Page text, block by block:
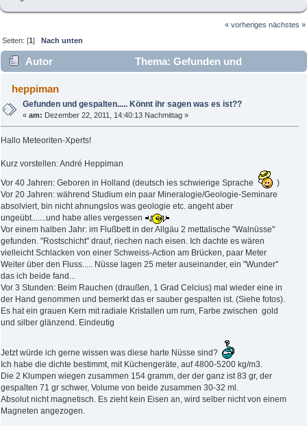
« vorheriges nächstes »
Seiten: [1]Nach unten
Autor
Thema: Gefunden und
gespalten..... Könnt ihr sagen was es ist?? (Gelesen 5911
mal)
heppiman
Gefunden und gespalten..... Könnt ihr sagen was es ist??
«am: Dezember 22, 2011, 14:40:13 Nachmittag »
Hallo Meteoriten-Xperts!
Kurz vorstellen: André Heppiman
Vor 40 Jahren: Geboren in Holland (deutsch ies schwierige Sprache
)
Vor 20 Jahren: während Studium ein paar Mineralogie/Geologie-Seminare
absolviert, bin nicht ahnungslos was geologie etc. angeht aber
ungeübt.......und habe alles vergessen
Vor einem halben Jahr: im Flußbett in der Allgäu 2 mettalische "Walnüsse"
gefunden. "Rostschicht" drauf, riechen nach eisen. Ich dachte es wären
vielleicht Schlacken von einer Schweiss-Action am Brücken, paar Meter
Weiter über den Fluss..... Nüsse lagen 25 meter auseinander, ein "Wunder"
das ich beide fand...
Vor 3 Stunden: Beim Rauchen (draußen, 1 Grad Celcius) mal wieder eine in
der Hand genommen und bemerkt das er sauber gespalten ist. (Siehe fotos).
Es hat ein grauen Kern mit radiale Kristallen um rum, Farbe zwischen gold
und silber glänzend. Eindeutig
Jetzt würde ich gerne wissen was diese harte Nüsse sind?
Ich habe die dichte bestimmt, mit Küchengeräte, auf 4800-5200 kg/m3.
Die 2 Klumpen wiegen zusammen 154 gramm, der der ganz ist 83 gr, der
gespalten 71 gr schwer, Volume von beide zusammen 30-32 ml.
Absolut nicht magnetisch. Es zieht kein Eisen an, wird selber nicht von einem
Magneten angezogen.